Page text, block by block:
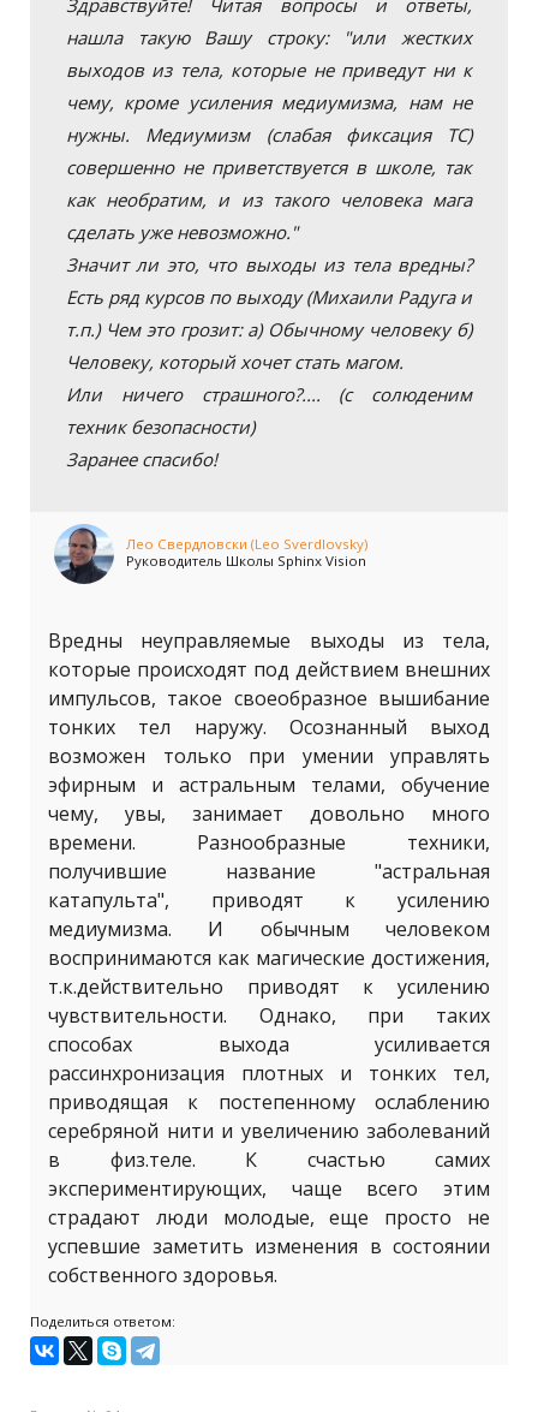
Здравствуйте! Читая вопросы и ответы,
нашла такую Вашу строку: "или жестких
выходов из тела, которые не приведут ни к
чему, кроме усиления медиумизма, нам не
нужны. Медиумизм (слабая фиксация ТС)
совершенно не приветствуется в школе, так
как необратим, и из такого человека мага
сделать уже невозможно."
Значит ли это, что выходы из тела вредны?
Есть ряд курсов по выходу (Михаили Радуга и
т.п.) Чем это грозит: а) Обычному человеку б)
Человеку, который хочет стать магом.
Или ничего страшного?.... (с солюденим
техник безопасности)
Заранее спасибо!
Лео Свердловски (Leo Sverdlovsky)
Руководитель Школы Sphinx Vision
Вредны неуправляемые выходы из тела,
которые происходят под действием внешних
импульсов, такое своеобразное вышибание
тонких тел наружу. Осознанный выход
возможен только при умении управлять
эфирным и астральным телами, обучение
чему, увы, занимает довольно много
времени. Разнообразные техники,
получившие название "астральная
катапульта", приводят к усилению
медиумизма. И обычным человеком
воспринимаются как магические достижения,
т.к.действительно приводят к усилению
чувствительности. Однако, при таких
способах выхода усиливается
рассинхронизация плотных и тонких тел,
приводящая к постепенному ослаблению
серебряной нити и увеличению заболеваний
в физ.теле. К счастью самих
экспериментирующих, чаще всего этим
страдают люди молодые, еще просто не
успевшие заметить изменения в состоянии
собственного здоровья.
Поделиться ответом: